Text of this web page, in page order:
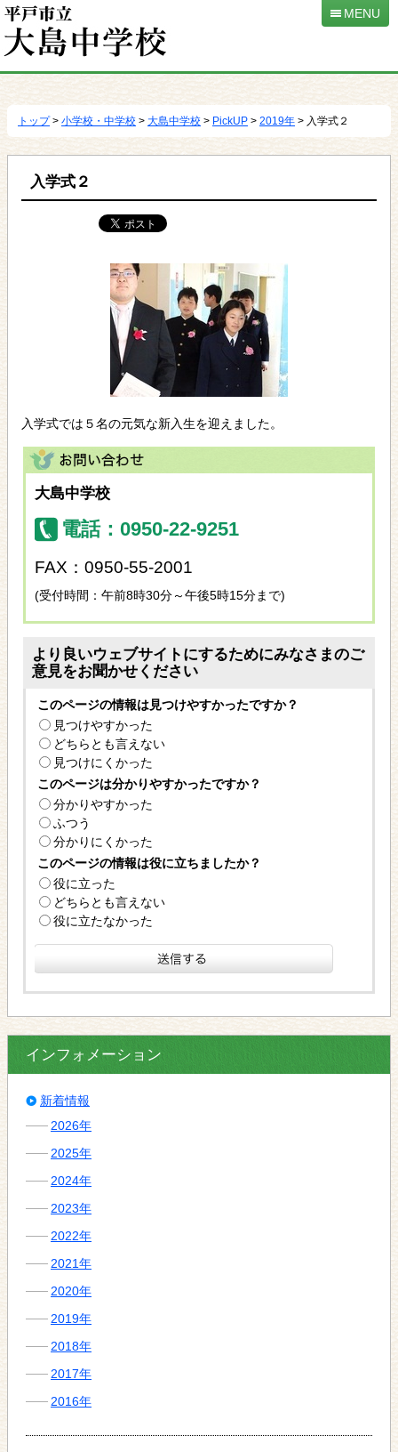
移
MENU
トップ> 小学校・中学校 > 大島中学校 > PickUP > 2019年 > 入学式２
入学式２
入学式では５名の元気な新入生を迎えました。
大島中学校
電話：0950-22-9251
FAX：0950-55-2001
(受付時間：午前8時30分～午後5時15分まで)
より良いウェブサイトにするためにみなさまのご
意見をお聞かせください
このページの情報は見つけやすかったですか？
見つけやすかった
どちらとも言えない
見つけにくかった
このページは分かりやすかったですか？
分かりやすかった
ふつう
分かりにくかった
このページの情報は役に立ちましたか？
役に立った
どちらとも言えない
役に立たなかった
インフォメーション
新着情報
2026年
2025年
2024年
2023年
2022年
2021年
2020年
2019年
2018年
2017年
2016年